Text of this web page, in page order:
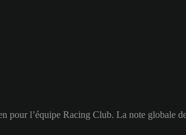
pour l’équipe Racing Club. La note globale